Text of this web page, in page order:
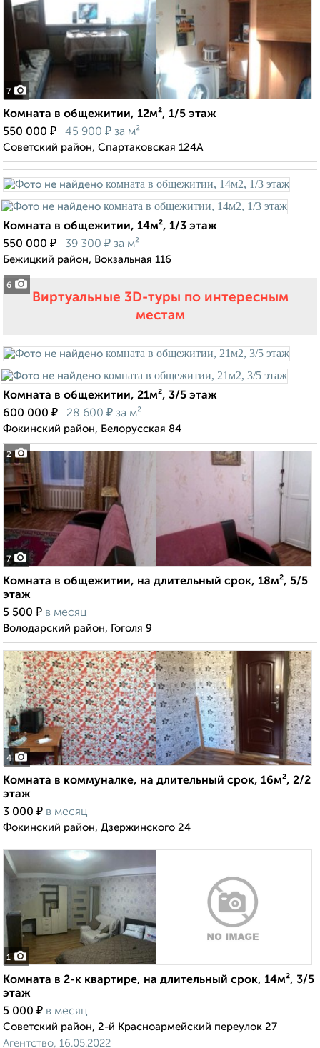
7
Комната в общежитии, 12м², 1/5 этаж
550 000 ₽ 45 900 ₽ за м²
Советский район, Спартаковская 124А
6
Комната в общежитии, 14м², 1/3 этаж
550 000 ₽ 39 300 ₽ за м²
Бежицкий район, Вокзальная 116
Виртуальные 3D-туры по интересным
местам
2
Комната в общежитии, 21м², 3/5 этаж
600 000 ₽ 28 600 ₽ за м²
Фокинский район, Белорусская 84
7
Комната в общежитии, на длительный срок, 18м², 5/5
этаж
5 500 ₽ в месяц
Володарский район, Гоголя 9
4
Комната в коммуналке, на длительный срок, 16м², 2/2
этаж
3 000 ₽ в месяц
Фокинский район, Дзержинского 24
1
Комната в 2-к квартире, на длительный срок, 14м², 3/5
этаж
5 000 ₽ в месяц
Советский район, 2-й Красноармейский переулок 27
Агентство, 16.05.2022